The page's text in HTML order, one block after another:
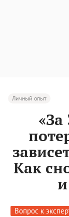
Личный опыт
«За
Как
Вопрос к